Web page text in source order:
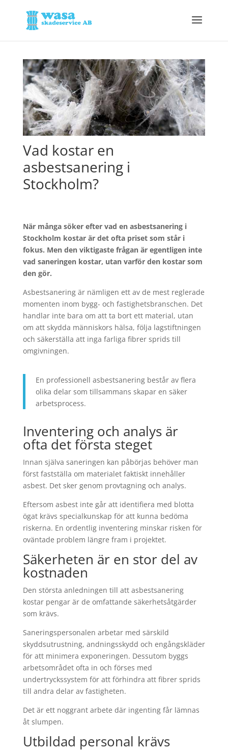
Vad kostar en
asbestsanering i
Stockholm?
När många söker efter vad en asbestsanering i
Stockholm kostar är det ofta priset som står i
fokus. Men den viktigaste frågan är egentligen inte
vad saneringen kostar, utan varför den kostar som
den gör.
Asbestsanering är nämligen ett av de mest reglerade
momenten inom bygg- och fastighetsbranschen. Det
handlar inte bara om att ta bort ett material, utan
om att skydda människors hälsa, följa lagstiftningen
och säkerställa att inga farliga fibrer sprids till
omgivningen.
En professionell asbestsanering består av flera
olika delar som tillsammans skapar en säker
arbetsprocess.
Inventering och analys är
ofta det första steget
Innan själva saneringen kan påbörjas behöver man
först fastställa om materialet faktiskt innehåller
asbest. Det sker genom provtagning och analys.
Eftersom asbest inte går att identifiera med blotta
ögat krävs specialkunskap för att kunna bedöma
riskerna. En ordentlig inventering minskar risken för
oväntade problem längre fram i projektet.
Säkerheten är en stor del av
kostnaden
Den största anledningen till att asbestsanering
kostar pengar är de omfattande säkerhetsåtgärder
som krävs.
Saneringspersonalen arbetar med särskild
skyddsutrustning, andningsskydd och engångskläder
för att minimera exponeringen. Dessutom byggs
arbetsområdet ofta in och förses med
undertryckssystem för att förhindra att fibrer sprids
till andra delar av fastigheten.
Det är ett noggrant arbete där ingenting får lämnas
åt slumpen.
Utbildad personal krävs